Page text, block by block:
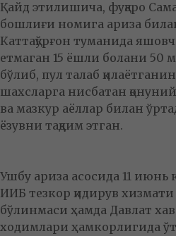
Қайд этилишича, фуқаро
бошлиғи номига ариза
Каттақўрғон туманида
етмаган 15 ёшли болани 50
бўлиб, пул талаб
шахсларга нисбатан
ва мазкур аёллар билан
ёзувни тақдим этган.
Ушбу ариза асосида 11 июнь
ИИБ тезкор қидирув
бўлинмаси ҳамда Давлат
ходимлари ҳамкорлигида